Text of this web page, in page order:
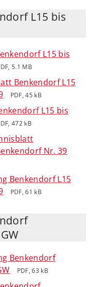
L15 bis
L15 bis
5.1 MB
Benkendorf L15
PDF, 45 kB
L15 bis
472 kB
Nr. 39
Benkendorf L15
PDF, 61 kB
Benkendorf
PDF, 63 kB